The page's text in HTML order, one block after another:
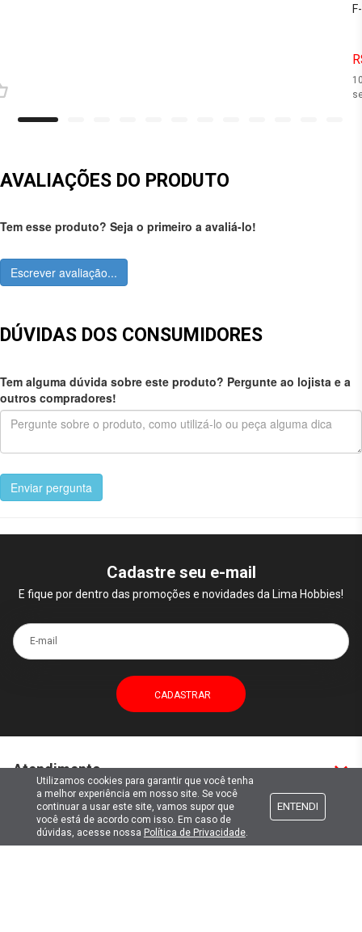
AVALIAÇÕES DO PRODUTO
Tem esse produto? Seja o primeiro a avaliá-lo!
Escrever avaliação...
DÚVIDAS DOS CONSUMIDORES
Tem alguma dúvida sobre este produto? Pergunte ao lojista e a
outros compradores!
Enviar pergunta
Cadastre seu e-mail
E fique por dentro das promoções e novidades da Lima Hobbies!
E-mail
Atendimento
Formas de pagamento
Utilizamos cookies para garantir que você tenha
a melhor experiência em nosso site. Se você
continuar a usar este site, vamos supor que
você está de acordo com isso. Em caso de
dúvidas, acesse nossa Política de Privacidade.
ENTENDI